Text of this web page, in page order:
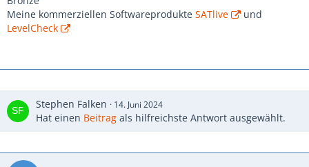
Meine kommerziellen Softwareprodukte SATlive
und
LevelCheck
Stephen Falken 14. Juni 2024
Hat einen Beitrag als hilfreichste Antwort ausgewählt.